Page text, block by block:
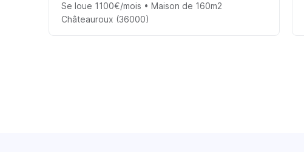
Se loue 1100€/mois • Maison de 160m2
Châteauroux (36000)